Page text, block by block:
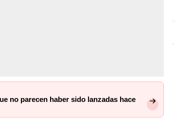
no parecen haber sido lanzadas hace